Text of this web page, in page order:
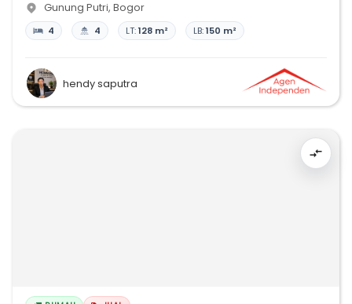
Gunung Putri, Bogor
4 4 LT:128 m² LB:150 m²
hendy saputra